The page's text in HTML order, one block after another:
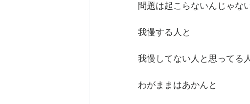
問題は起こらないんじゃな
我慢する人と
我慢してない人と思ってる
わがままはあかんと